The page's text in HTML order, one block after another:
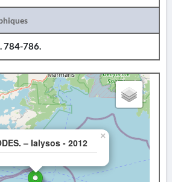
784-786.
– Ialysos - 2012
×